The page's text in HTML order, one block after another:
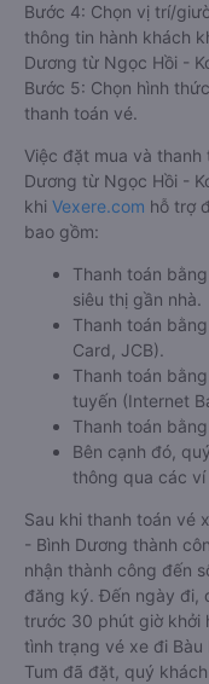
Bước 4: Chọn vị trí/
thông tin hành khách
Dương từ Ngọc Hồi -
Bước 5: Chọn hình
thanh toán vé.
Việc đặt mua và thanh
Dương từ Ngọc Hồi -
khi Vexere.com hỗ trợ
bao gồm:
Thanh toán
siêu thị gần nhà.
Thanh toán
Card, JCB).
Thanh toán
tuyến (Internet
Thanh toán
Bên cạnh đó,
thông qua các ví
Sau khi thanh toán vé
- Bình Dương thành
nhận thành công đến
đăng ký. Đến ngày đi,
trước 30 phút giờ khởi
tình trạng vé xe đi Bàu
Tum đã đặt, quý